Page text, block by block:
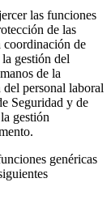
las funciones
de las
coordinación de
gestión del
de la
del personal laboral
Seguridad y de
gestión
genéricas